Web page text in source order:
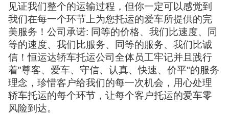
见证我们整个的运输过程，但你一定可以感觉到
我们在每一个环节上为您托运的爱车所提供的完
美服务！公司承诺: 同等的价格、我们比速度、同
等的速度、我们比服务、同等的服务、我们比诚
信！恒运达轿车托运公司全体员工牢记并且践行
着"尊客、爱车、守信、认真、快速、价平"的服务
理念，珍惜客户给我们的每一次机会，用心处理
轿车托运的每个环节，让每个客户托运的爱车零
风险到达。